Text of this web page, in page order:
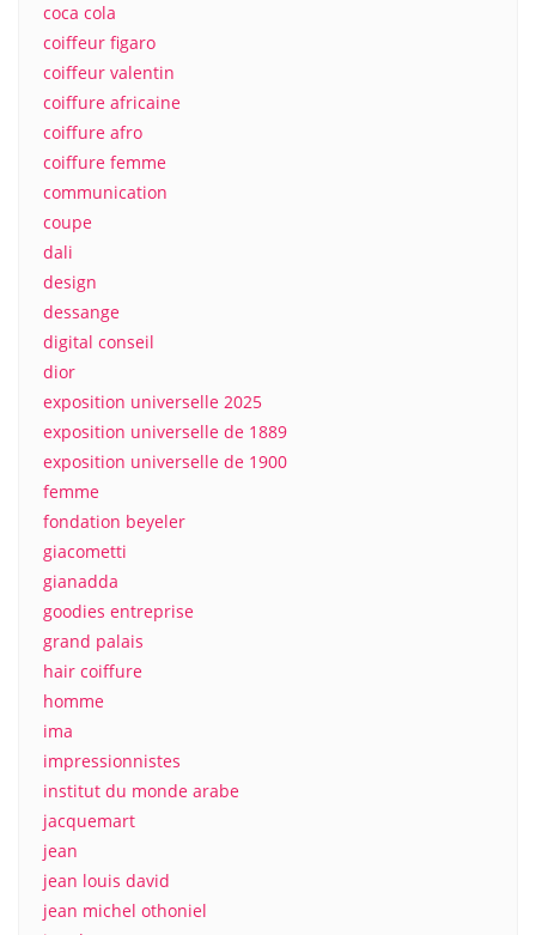
coca cola
coiffeur figaro
coiffeur valentin
coiffure africaine
coiffure afro
coiffure femme
communication
coupe
dali
design
dessange
digital conseil
dior
exposition universelle 2025
exposition universelle de 1889
exposition universelle de 1900
femme
fondation beyeler
giacometti
gianadda
goodies entreprise
grand palais
hair coiffure
homme
ima
impressionnistes
institut du monde arabe
jacquemart
jean
jean louis david
jean michel othoniel